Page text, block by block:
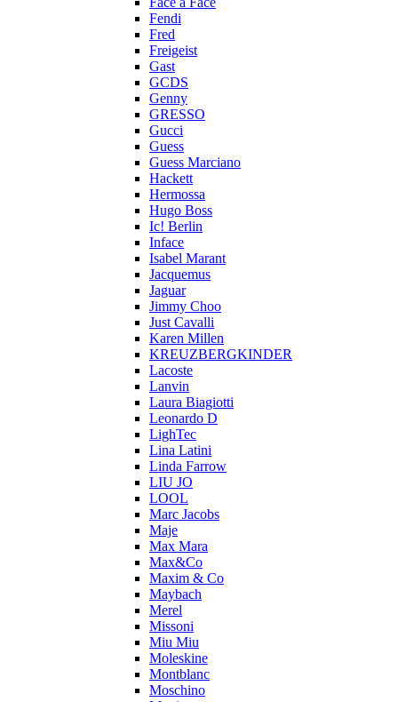
Fendi
Fred
Freigeist
Gast
GCDS
Genny
GRESSO
Gucci
Guess
Guess Marciano
Hackett
Hermossa
Hugo Boss
Ic! Berlin
Inface
Isabel Marant
Jacquemus
Jaguar
Jimmy Choo
Just Cavalli
Karen Millen
KREUZBERGKINDER
Lacoste
Lanvin
Laura Biagiotti
Leonardo D
LighTec
Lina Latini
Linda Farrow
LIU JO
LOOL
Marc Jacobs
Maje
Max Mara
Max&Co
Maxim & Co
Maybach
Merel
Missoni
Miu Miu
Moleskine
Montblanc
Moschino